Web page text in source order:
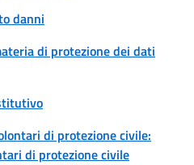
danni
di protezione dei dati
di protezione civile:
di protezione civile